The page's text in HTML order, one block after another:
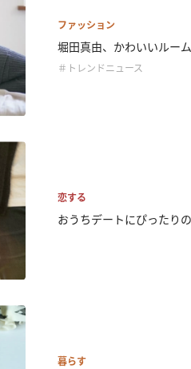
ファッション
堀田真由、かわいいルー
＃トレンドニュース
恋する
おうちデートにぴったり
暮らす